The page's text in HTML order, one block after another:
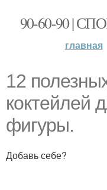
90-60-90 |
главная
12
коктейлей
фигуры.
Добавь себе?